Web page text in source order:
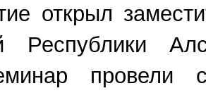
открыл
Республики
провели